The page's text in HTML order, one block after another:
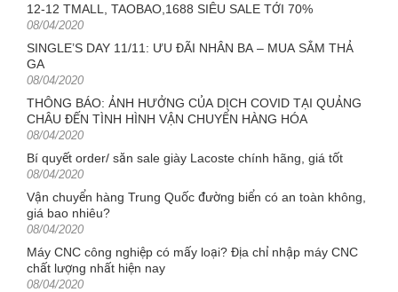
12-12 TMALL, TAOBAO,1688 SIÊU SALE TỚI 70%
Posted
08/04/2020
SINGLE’S DAY 11/11: ƯU ĐÃI NHÂN BA – MUA SẮM THẢ
GA
Posted
08/04/2020
THÔNG BÁO: ẢNH HƯỞNG CỦA DỊCH COVID TẠI QUẢNG
CHÂU ĐẾN TÌNH HÌNH VẬN CHUYỂN HÀNG HÓA
Posted
08/04/2020
Bí quyết order/ săn sale giày Lacoste chính hãng, giá tốt
Posted
08/04/2020
Vận chuyển hàng Trung Quốc đường biển có an toàn không,
giá bao nhiêu?
Posted
08/04/2020
Máy CNC công nghiệp có mấy loại? Địa chỉ nhập máy CNC
chất lượng nhất hiện nay
Posted
08/04/2020